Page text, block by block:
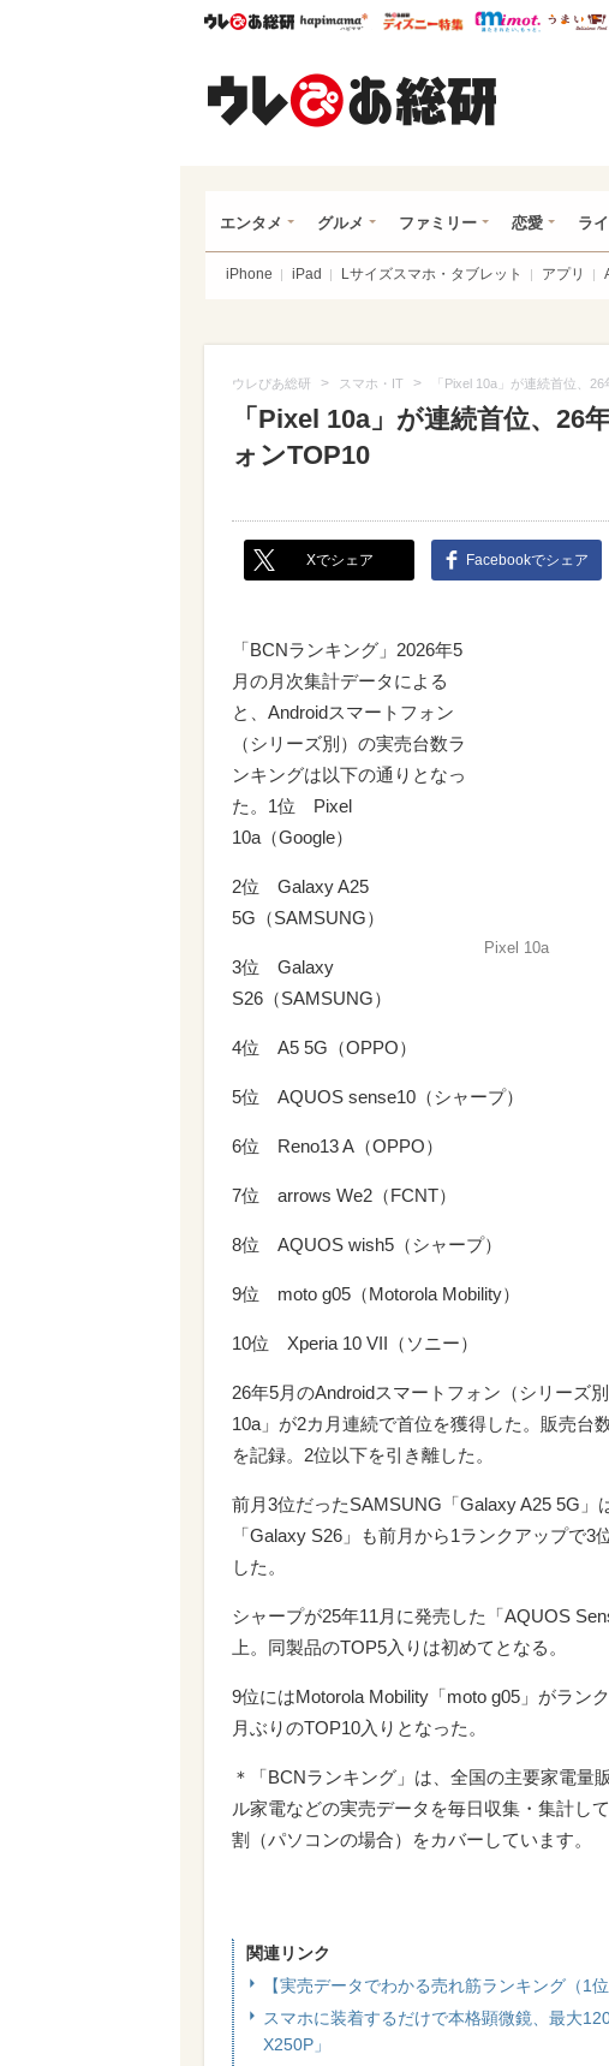
ウレぴあ総研ハピママ* ウレぴあ総研 デ
mimot.
エンタメ グルメ ファミリー 恋愛 ラ
iPhone iPad Lサイズスマホ・タブレット アプリ
ウレぴあ総研 > スマホ・IT > 「Pixel 10a」が連続首位、
「Pixel 10a」が連続首位、
ォンTOP10
Xでシェア Facebookでシェア
Pixel 10a
「BCNランキング」2026年5
月の月次集計データによる
と、Androidスマートフォン
（シリーズ別）の実売台数ラ
ンキングは以下の通りとなっ
た。1位 Pixel
10a（Google）
2位 Galaxy A25
5G（SAMSUNG）
3位 Galaxy
S26（SAMSUNG）
4位 A5 5G（OPPO）
5位 AQUOS sense10（シャープ）
6位 Reno13 A（OPPO）
7位 arrows We2（FCNT）
8位 AQUOS wish5（シャープ）
9位 moto g05（Motorola Mobility）
10位 Xperia 10 VII（ソニー）
26年5月のAndroidスマートフォン（シリーズ
10a」が2カ月連続で首位を獲得した。販売台
を記録。2位以下を引き離した。
前月3位だったSAMSUNG「Galaxy A25 5G
「Galaxy S26」も前月から1ランクアップで
した。
シャープが25年11月に発売した「AQUOS
上。同製品のTOP5入りは初めてとなる。
9位にはMotorola Mobility「moto g05」がラン
月ぶりのTOP10入りとなった。
＊「BCNランキング」は、全国の主要家電量
ル家電などの実売データを毎日収集・集計し
割（パソコンの場合）をカバーしています。
関連リンク
【実売データでわかる売れ筋ランキング（1
スマホに装着するだけで本格顕微鏡、最大
X250P」